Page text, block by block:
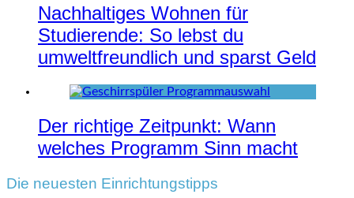
Nachhaltiges Wohnen für
Studierende: So lebst du
umweltfreundlich und sparst Geld
Der richtige Zeitpunkt: Wann
welches Programm Sinn macht
Die neuesten Einrichtungstipps